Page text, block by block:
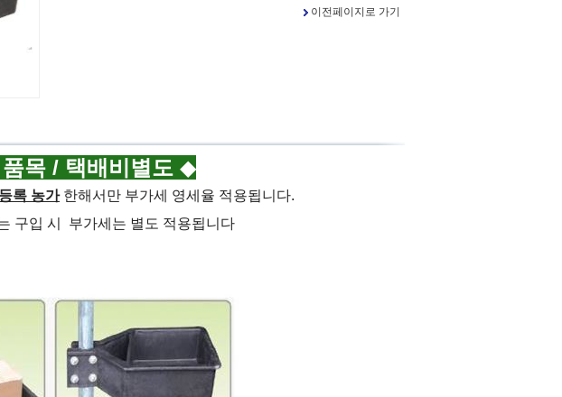
이전페이지로 가기
목 / 택배비별도 ◆
록 농가 한해서만 부가세 영세율 적용됩니다.
구입 시 부가세는 별도 적용됩니다